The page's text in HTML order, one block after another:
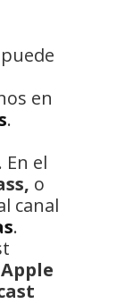
en
.
. En el
o
canal
.
Apple